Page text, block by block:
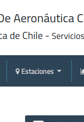
Estaciones